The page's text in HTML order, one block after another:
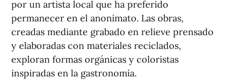
por un artista local que ha preferido
permanecer en el anonimato. Las obras,
creadas mediante grabado en relieve prensado
y elaboradas con materiales reciclados,
exploran formas orgánicas y coloristas
inspiradas en la gastronomía.